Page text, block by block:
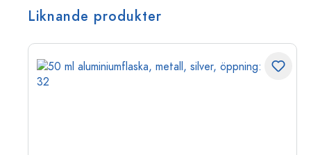
Liknande produkter